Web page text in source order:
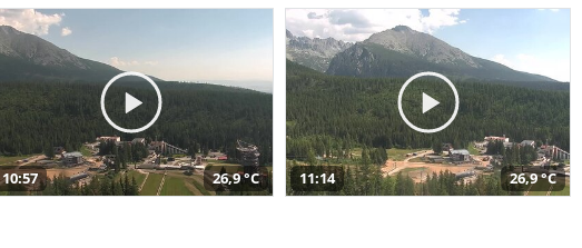
10:57 26,9 °C 11:14 26,9 °C